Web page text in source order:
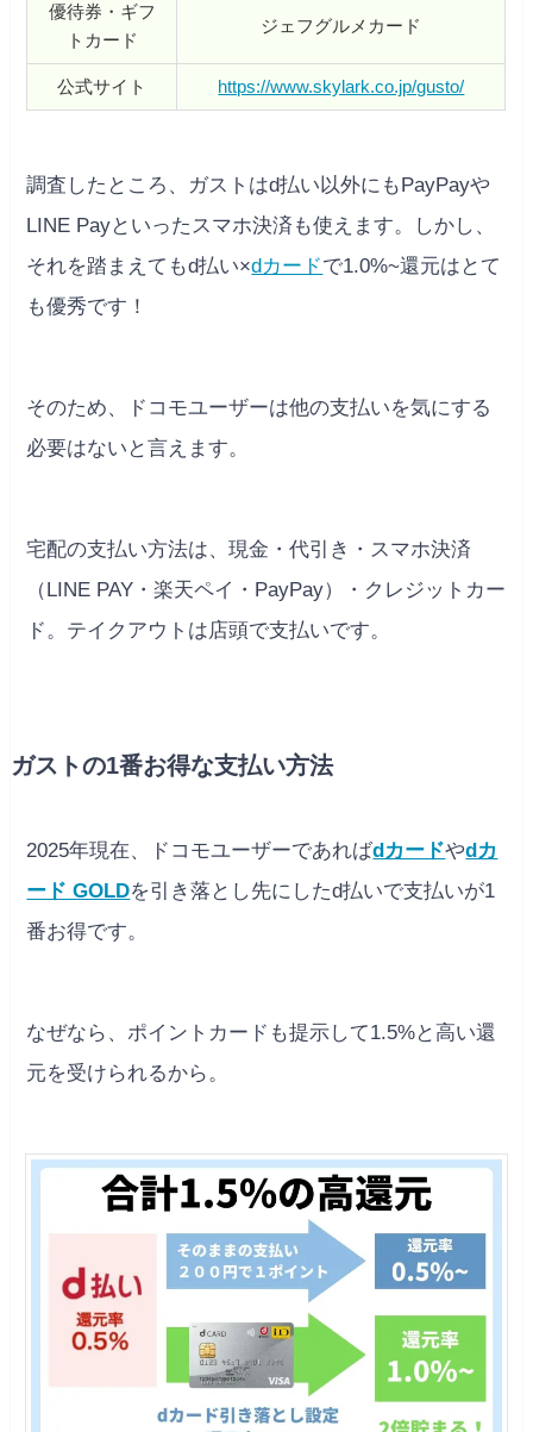
優待券・ギフ
トカード
ジェフグルメカード
公式サイト https://www.skylark.co.jp/gusto/
調査したところ、ガストはd払い以外にもPayPayや
LINE Payといったスマホ決済も使えます。しかし、
それを踏まえてもd払い×dカードで1.0%~還元はとて
も優秀です ！
そのため、ドコモユーザーは他の支払いを気にする
必要はないと言えます。
宅配の支払い方法は、現金・代引き・スマホ決済
（LINE PAY・楽天ペイ・PayPay）・クレジットカー
ド。テイクアウトは店頭で支払いです。
ガストの1番お得な支払い方法
2025年現在、ドコモユーザーであればdカードやdカ
ード GOLDを引き落とし先にしたd払いで支払いが1
番お得です。
なぜなら、ポイントカードも提示して1.5%と高い還
元を受けられるから。